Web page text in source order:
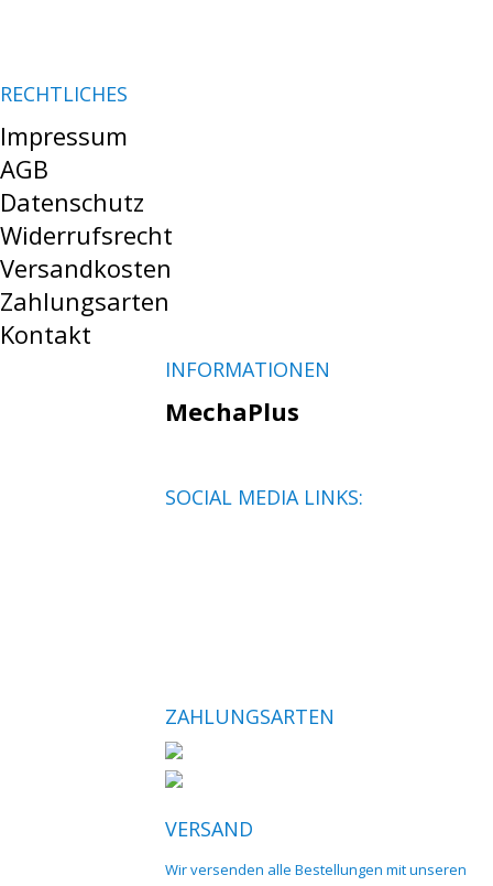
RECHTLICHES
Impressum
AGB
Datenschutz
Widerrufsrecht
Versandkosten
Zahlungsarten
Kontakt
INFORMATIONEN
MechaPlus
SOCIAL MEDIA LINKS:
ZAHLUNGSARTEN
VERSAND
Wir versenden alle Bestellungen mit unseren